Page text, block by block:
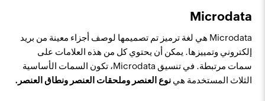
Microdata
Microdata هي لغة ترميز تم تصميمها لوصف أجزاء معينة من بريد
إلكتروني وتمييزها. يمكن أن يحتوي كل من هذه العلامات على
سمات مرتبطة. في تنسيق Microdata، تكون السمات الأساسية
الثلاث المستخدمة هينوع العنصر وملحقات العنصر ونطاق العنصر.